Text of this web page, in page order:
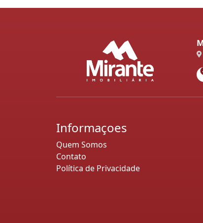
Informaçoes
Quem Somos
Contato
Política de Privacidade